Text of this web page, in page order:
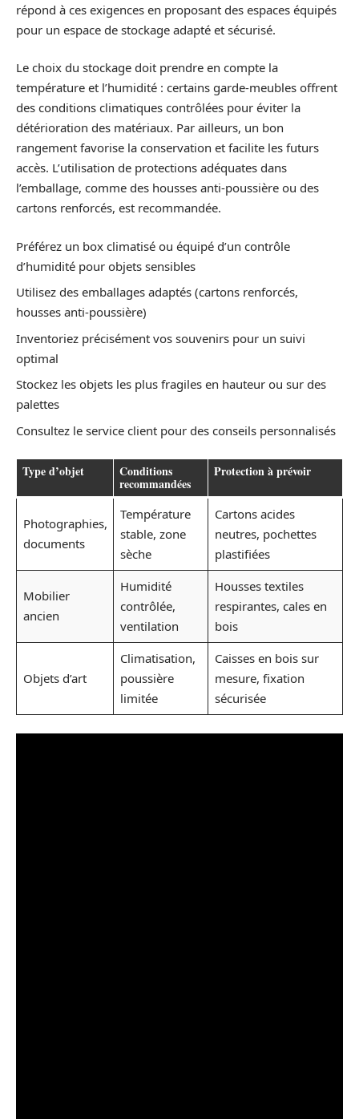
répond à ces exigences en proposant des espaces équipés
pour un espace de stockage adapté et sécurisé.
Le choix du stockage doit prendre en compte la
température et l’humidité : certains garde-meubles offrent
des conditions climatiques contrôlées pour éviter la
détérioration des matériaux. Par ailleurs, un bon
rangement favorise la conservation et facilite les futurs
accès. L’utilisation de protections adéquates dans
l’emballage, comme des housses anti-poussière ou des
cartons renforcés, est recommandée.
Préférez un box climatisé ou équipé d’un contrôle
d’humidité pour objets sensibles
Utilisez des emballages adaptés (cartons renforcés,
housses anti-poussière)
Inventoriez précisément vos souvenirs pour un suivi
optimal
Stockez les objets les plus fragiles en hauteur ou sur des
palettes
Consultez le service client pour des conseils personnalisés
Type d’objet Conditions
recommandées
Protection à prévoir
Photographies,
documents
Température
stable, zone
sèche
Cartons acides
neutres, pochettes
plastifiées
Mobilier
ancien
Humidité
contrôlée,
ventilation
Housses textiles
respirantes, cales en
bois
Objets d’art
Climatisation,
poussière
limitée
Caisses en bois sur
mesure, fixation
sécurisée